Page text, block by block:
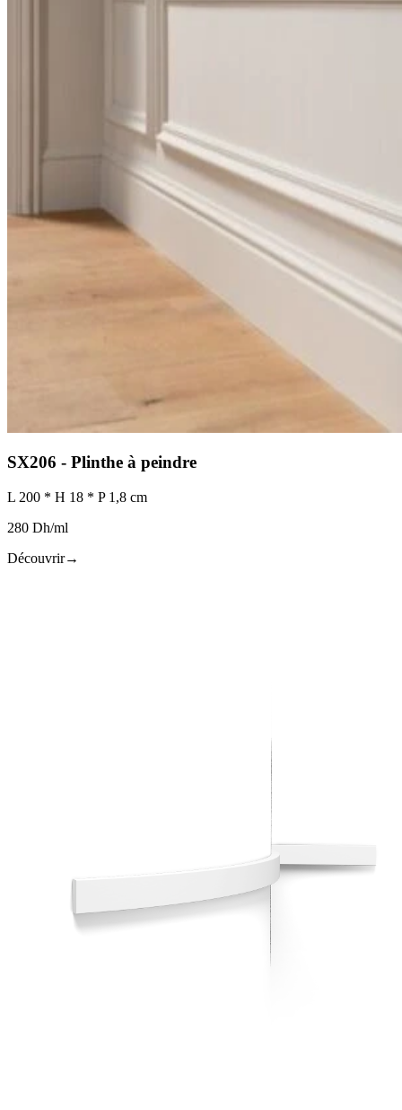
SX206 - Plinthe à peindre
L 200 * H 18 * P 1,8 cm
280 Dh/ml
Découvrir→